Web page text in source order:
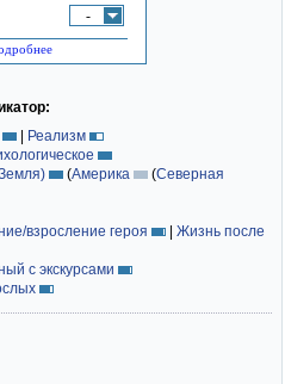
-
| Реализм
(Америка (Северная
взросление героя | Жизнь после
с экскурсами